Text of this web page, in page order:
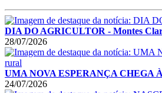
DIA DO AGRICULTOR - Montes
28/07/2026
UMA NOVA ESPERANÇA CHEGA
24/07/2026